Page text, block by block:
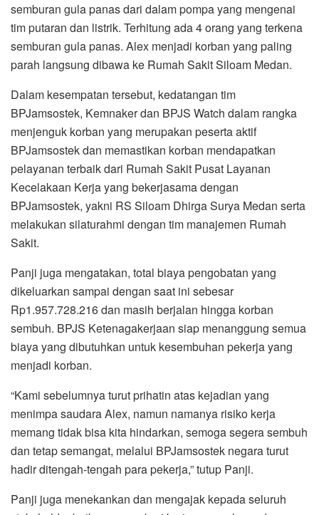
semburan gula panas dari dalam pompa yang mengenai
tim putaran dan listrik. Terhitung ada 4 orang yang terkena
semburan gula panas. Alex menjadi korban yang paling
parah langsung dibawa ke Rumah Sakit Siloam Medan.
Dalam kesempatan tersebut, kedatangan tim
BPJamsostek, Kemnaker dan BPJS Watch dalam rangka
menjenguk korban yang merupakan peserta aktif
BPJamsostek dan memastikan korban mendapatkan
pelayanan terbaik dari Rumah Sakit Pusat Layanan
Kecelakaan Kerja yang bekerjasama dengan
BPJamsostek, yakni RS Siloam Dhirga Surya Medan serta
melakukan silaturahmi dengan tim manajemen Rumah
Sakit.
Panji juga mengatakan, total biaya pengobatan yang
dikeluarkan sampai dengan saat ini sebesar
Rp1.957.728.216 dan masih berjalan hingga korban
sembuh. BPJS Ketenagakerjaan siap menanggung semua
biaya yang dibutuhkan untuk kesembuhan pekerja yang
menjadi korban.
“Kami sebelumnya turut prihatin atas kejadian yang
menimpa saudara Alex, namun namanya risiko kerja
memang tidak bisa kita hindarkan, semoga segera sembuh
dan tetap semangat, melalui BPJamsostek negara turut
hadir ditengah-tengah para pekerja,” tutup Panji.
Panji juga menekankan dan mengajak kepada seluruh